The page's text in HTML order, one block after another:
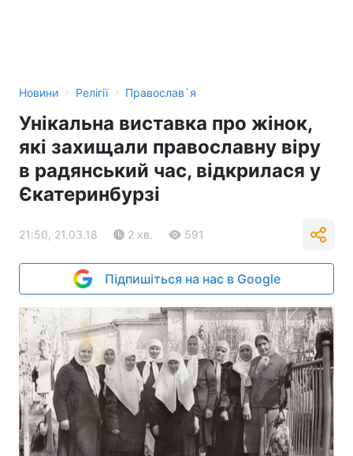
Новини › Релігії › Православ`я
Унікальна виставка про жінок,
які захищали православну віру
в радянський час, відкрилася у
Єкатеринбурзі
21:50, 21.03.18 2 хв. 591
Підпишіться на нас в Google